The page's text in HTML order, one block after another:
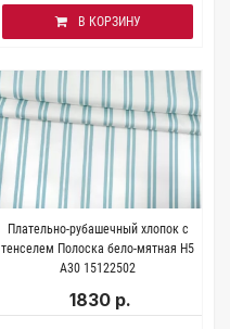
В КОРЗИНУ
Плательно-рубашечный хлопок с
тенселем Полоска бело-мятная H5
A30 15122502
1830 р.